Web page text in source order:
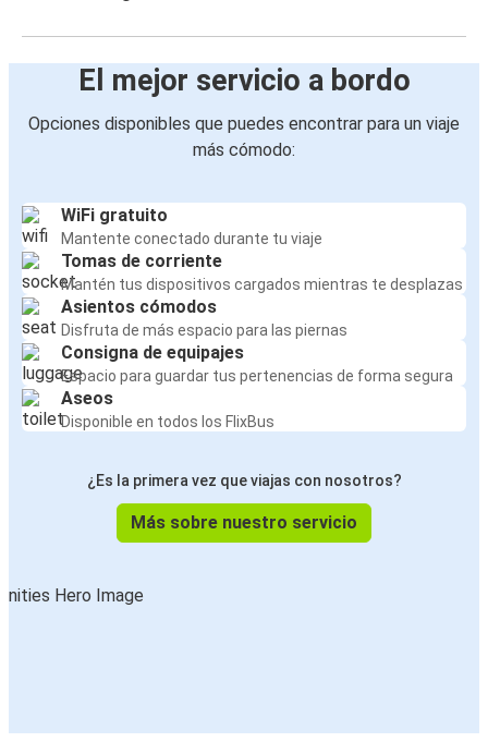
El mejor servicio a bordo
Opciones disponibles que puedes encontrar para un viaje
más cómodo:
WiFi gratuito
Mantente conectado durante tu viaje
Tomas de corriente
Mantén tus dispositivos cargados mientras te desplazas
Asientos cómodos
Disfruta de más espacio para las piernas
Consigna de equipajes
Espacio para guardar tus pertenencias de forma segura
Aseos
Disponible en todos los FlixBus
¿Es la primera vez que viajas con nosotros?
Más sobre nuestro servicio